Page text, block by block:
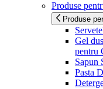
Produse
Produse
Gel
pentru
Sapun
Pasta